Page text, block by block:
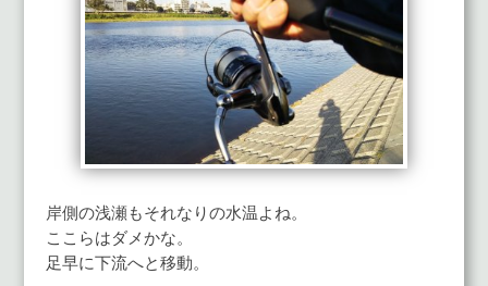
岸側の浅瀬もそれなりの水温よね。
ここらはダメかな。
足早に下流へと移動。